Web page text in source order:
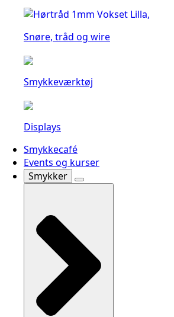
Snøre, tråd og wire
Smykkeværktøj
Displays
Smykkecafé
Events og kurser
Smykker